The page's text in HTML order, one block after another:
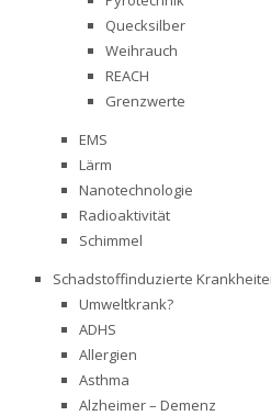
Quecksilber
Weihrauch
REACH
Grenzwerte
EMS
Lärm
Nanotechnologie
Radioaktivität
Schimmel
Schadstoffinduzierte
Umweltkrank?
ADHS
Allergien
Asthma
Alzheimer – Demenz